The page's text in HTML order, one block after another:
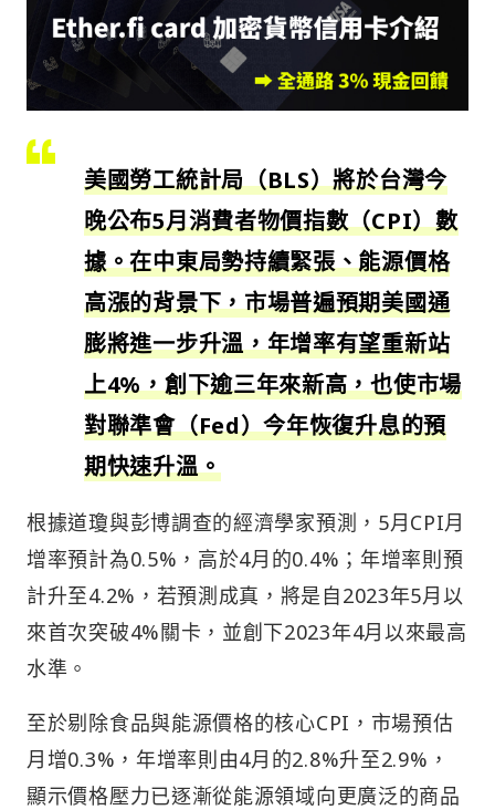
美國勞工統計局（BLS）將於台灣今
晚公布5月消費者物價指數（CPI）數
據。在中東局勢持續緊張、能源價格
高漲的背景下，市場普遍預期美國通
膨將進一步升溫，年增率有望重新站
上4%，創下逾三年來新高，也使市場
對聯準會（Fed）今年恢復升息的預
期快速升溫。
根據道瓊與彭博調查的經濟學家預測，5月CPI月
增率預計為0.5%，高於4月的0.4%；年增率則預
計升至4.2%，若預測成真，將是自2023年5月以
來首次突破4%關卡，並創下2023年4月以來最高
水準。
至於剔除食品與能源價格的核心CPI，市場預估
月增0.3%，年增率則由4月的2.8%升至2.9%，
顯示價格壓力已逐漸從能源領域向更廣泛的商品